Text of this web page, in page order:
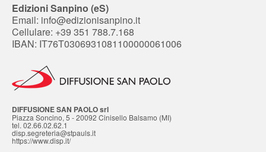
Edizioni Sanpino (eS)
Email: info@edizionisanpino.it
Cellulare: +39 351 788.7.168
IBAN: IT76T0306931081100000061006
DIFFUSIONE SAN PAOLO srl
Piazza Soncino, 5 - 20092 Cinisello Balsamo (MI)
tel. 02.66.02.62.1
disp.segreteria@stpauls.it
https://www.disp.it/